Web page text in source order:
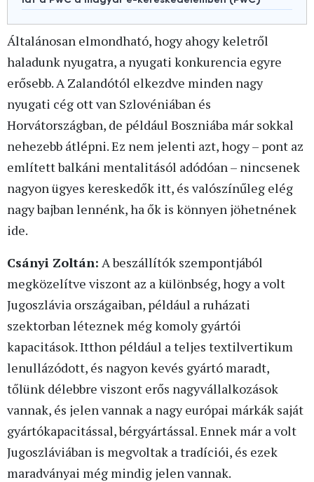
Általánosan elmondható, hogy ahogy keletről
haladunk nyugatra, a nyugati konkurencia egyre
erősebb. A Zalandótól elkezdve minden nagy
nyugati cég ott van Szlovéniában és
Horvátországban, de például Boszniába már sokkal
nehezebb átlépni. Ez nem jelenti azt, hogy – pont az
említett balkáni mentalitásól adódóan – nincsenek
nagyon ügyes kereskedők itt, és valószínűleg elég
nagy bajban lennénk, ha ők is könnyen jöhetnének
ide.
Csányi Zoltán: A beszállítók szempontjából
megközelítve viszont az a különbség, hogy a volt
Jugoszlávia országaiban, például a ruházati
szektorban léteznek még komoly gyártói
kapacitások. Itthon például a teljes textilvertikum
lenullázódott, és nagyon kevés gyártó maradt,
tőlünk délebbre viszont erős nagyvállalkozások
vannak, és jelen vannak a nagy európai márkák saját
gyártókapacitással, bérgyártással. Ennek már a volt
Jugoszláviában is megvoltak a tradíciói, és ezek
maradványai még mindig jelen vannak.